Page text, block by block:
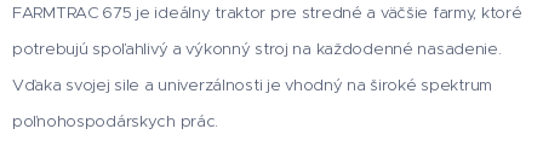
FARMTRAC 675 je ideálny traktor pre stredné a väčšie farmy, ktoré
potrebujú spoľahlivý a výkonný stroj na každodenné nasadenie.
Vďaka svojej sile a univerzálnosti je vhodný na široké spektrum
poľnohospodárskych prác.